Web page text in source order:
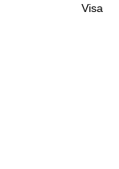
Visa